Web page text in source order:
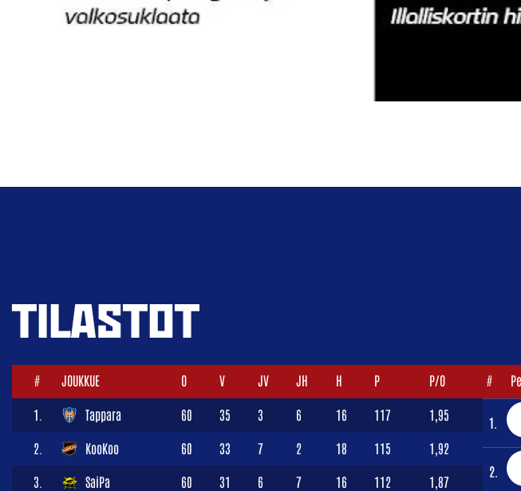
TILASTOT
# JOUKKUE O V JV JH H P P/O
1. Tappara 60 35 3 6 16 117 1,95
2. KooKoo 60 33 7 2 18 115 1,92
3. SaiPa 60 31 6 7 16 112 1,87
#
1.
2.